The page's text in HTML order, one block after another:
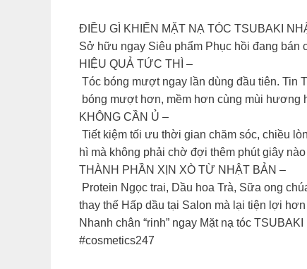
ĐIỀU GÌ KHIẾN MẶT NẠ TÓC TSUBAKI
Sở hữu ngay Siêu phẩm Phục hồi đang bán
HIỆU QUẢ TỨC THÌ –
Tóc bóng mượt ngay lần dùng đầu tiên. Tin
bóng mượt hơn, mềm hơn cùng mùi hương
KHÔNG CẦN Ủ –
Tiết kiệm tối ưu thời gian chăm sóc, chiều
hì mà không phải chờ đợi thêm phút giây nào
THÀNH PHẦN XỊN XÒ TỪ NHẬT BẢN –
Protein Ngọc trai, Dầu hoa Trà, Sữa ong
thay thế Hấp dầu tại Salon mà lại tiện lợi hơn
Nhanh chân “rinh” ngay Mặt nạ tóc
#cosmetics247